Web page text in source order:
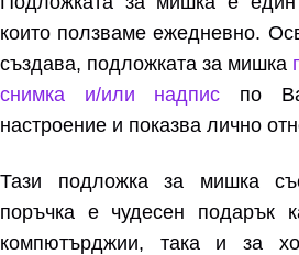
които ползваме ежедневно.
създава, подложката за мишка
снимка и/или надпис по
настроение и показва лично
Тази подложка за мишка
поръчка е чудесен подарък
компютърджии, така и за